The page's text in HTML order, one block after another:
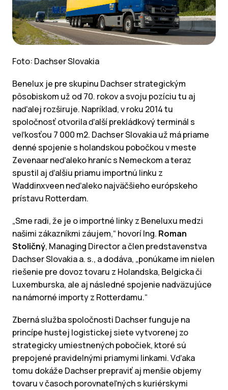
Foto: Dachser Slovakia
Benelux je pre skupinu Dachser strategickým
pôsobiskom už od 70. rokov a svoju pozíciu tu aj
naďalej rozširuje. Napríklad, v roku 2014 tu
spoločnosť otvorila ďalší prekládkový terminál s
veľkosťou 7 000 m2. Dachser Slovakia už má priame
denné spojenie s holandskou pobočkou v meste
Zevenaar neďaleko hraníc s Nemeckom a teraz
spustil aj ďalšiu priamu importnú linku z
Waddinxveen neďaleko najväčšieho európskeho
prístavu Rotterdam.
„Sme radi, že je o importné linky z Beneluxu medzi
našimi zákazníkmi záujem,“ hovorí Ing. Roman
Stoličný, Managing Director a člen predstavenstva
Dachser Slovakia a. s., a dodáva, „ponúkame im nielen
riešenie pre dovoz tovaru z Holandska, Belgicka či
Luxemburska, ale aj následné spojenie nadväzujúce
na námorné importy z Rotterdamu.“
Zberná služba spoločnosti Dachser funguje na
princípe hustej logistickej siete vytvorenej zo
strategicky umiestnených pobočiek, ktoré sú
prepojené pravidelnými priamymi linkami. Vďaka
tomu dokáže Dachser prepraviť aj menšie objemy
tovaru v časoch porovnateľných s kuriérskymi